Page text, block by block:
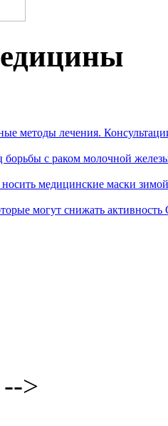
методы лечения.
с раком молочной
медицинские маски зимой
могут снижать
-->